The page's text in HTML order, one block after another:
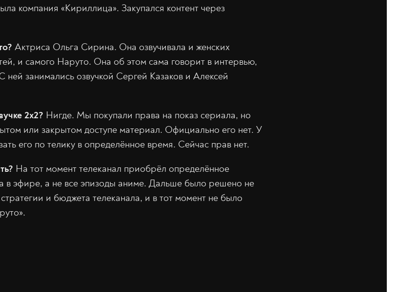
компания «Кириллица». Закупался контент через
Актриса Ольга Сирина. Она озвучивала и женских
и самого Наруто. Она об этом сама говорит в интервью,
ней занимались озвучкой Сергей Казаков и Алексей
2х2? Нигде. Мы покупали права на показ сериала, но
или закрытом доступе материал. Официально его нет. У
его по телику в определённое время. Сейчас прав нет.
На тот момент телеканал приобрёл определённое
в эфире, а не все эпизоды аниме. Дальше было решено не
и бюджета телеканала, и в тот момент не было